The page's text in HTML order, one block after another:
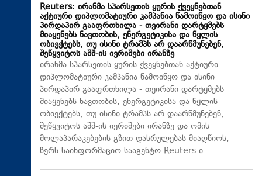
Reuters: ირანმა სპარსეთის ყურის ქვეყნებთან
აქტიური დიპლომატიური კამპანია წამოიწყო და ისინი
პირდაპირ გააფრთხილა - თეირანი დარტყმებს
მიაყენებს ნავთობის, ენერგეტიკისა და წყლის
ობიექტებს, თუ ისინი ტრამპს არ დაარწმუნებენ,
შეწყვიტოს აშშ-ის იერიშები ირანზე
ირანმა სპარსეთის ყურის ქვეყნებთან აქტიური
დიპლომატიური კამპანია წამოიწყო და ისინი
პირდაპირ გააფრთხილა - თეირანი დარტყმებს
მიაყენებს ნავთობის, ენერგეტიკისა და წყლის
ობიექტებს, თუ ისინი ტრამპს არ დაარწმუნებენ,
შეწყვიტოს აშშ-ის იერიშები ირანზე და ომის
მოლაპარაკებების გზით დასრულებას მიაღწიოს, -
წერს საინფორმაციო სააგენტო Reuters-ი.